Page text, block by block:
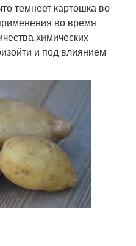
темнеет картошка во
во время
химических
и под влиянием